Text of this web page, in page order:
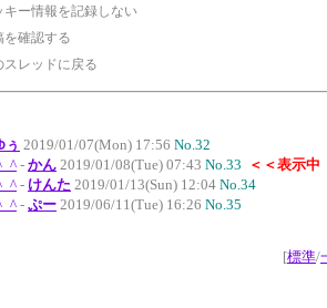
キー情報を記録しない
を確認する
スレッドに戻る
ぅ 2019/01/07(Mon) 17:56 No.32
- かん 2019/01/08(Tue) 07:43 No.33
＜＜表示中
- けんた 2019/01/13(Sun) 12:04 No.34
- ぷー 2019/06/11(Tue) 16:26 No.35
[標準/